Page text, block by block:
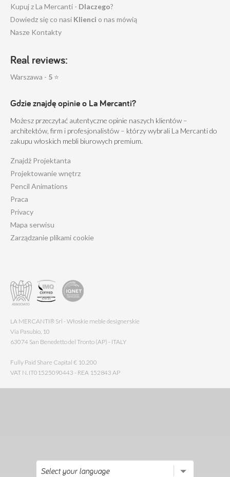
Kupuj z La Mercanti - Dlaczego?
Dowiedz się co nasi Klienci o nas mówią
Nasze Kontakty
Real reviews:
Warszawa - 5 ⭐
Gdzie znajdę opinie o La Mercanti?
Możesz przeczytać autentyczne opinie naszych klientów –
architektów, firm i profesjonalistów – którzy wybrali La Mercanti do
zakupu włoskich mebli biurowych premium.
Znajdż Projektanta
Projektowanie wnętrz
Pencil Animations
Praca
Privacy
Mapa serwisu
Zarządzanie plikami cookie
LA MERCANTI® Srl - Włoskie meble designerskie
Via Pasubio, 10
63074 San Benedetto del Tronto (AP) - ITALY
Fully Paid Share Capital € 10.200
VAT N. IT01525090443 - REA 152843 AP